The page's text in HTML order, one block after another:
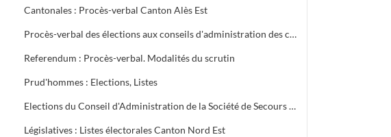
Cantonales : Procès-verbal Canton Alès Est
Procès-verbal des élections aux conseils d'administration des caisses de Sécurité Sociale et d'Allocations familiales
Referendum : Procès-verbal. Modalités du scrutin
Prud'hommes : Elections, Listes
Elections du Conseil d'Administration de la Société de Secours Minière du groupe sud des Houillères du Bassin des Cévennes (H.B.C.)
Législatives : Listes électorales Canton Nord Est